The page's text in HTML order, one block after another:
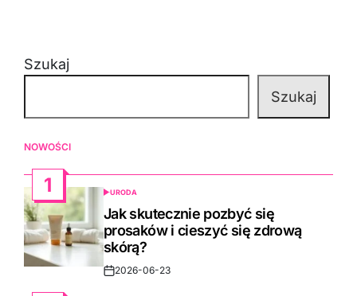
Szukaj
Szukaj
NOWOŚCI
1
POSTED
IN
URODA
Jak skutecznie pozbyć się
prosaków i cieszyć się zdrową
skórą?
Post2026-06-23